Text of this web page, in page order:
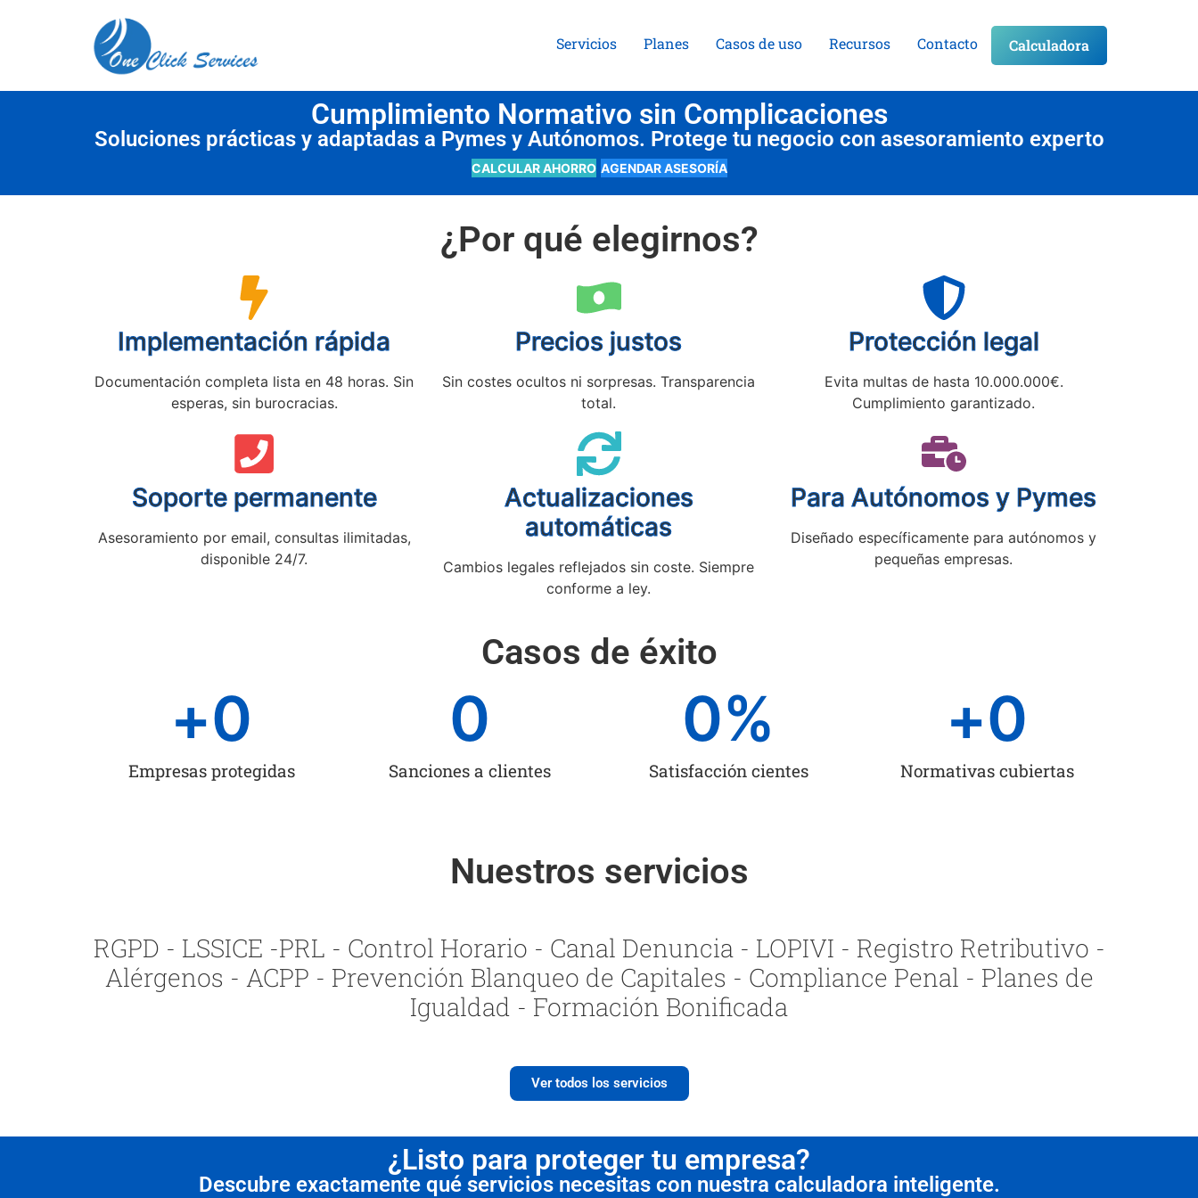
Servicios Planes Casos de uso Recursos Contacto Calculadora
Cumplimiento Normativo sin Complicaciones
Soluciones prácticas y adaptadas a Pymes y Autónomos. Protege tu negocio con asesoramiento experto
CALCULAR AHORRO AGENDAR ASESORÍA
¿Por qué elegirnos?
Implementación rápida
Documentación completa lista en 48 horas. Sin
esperas, sin burocracias.
Precios justos
Sin costes ocultos ni sorpresas. Transparencia
total.
Protección legal
Evita multas de hasta 10.000.000€.
Cumplimiento garantizado.
Soporte permanente
Asesoramiento por email, consultas ilimitadas,
disponible 24/7.
Actualizaciones
automáticas
Cambios legales reflejados sin coste. Siempre
conforme a ley.
Para Autónomos y Pymes
Diseñado específicamente para autónomos y
pequeñas empresas.
Casos de éxito
Empresas protegidas
+0
Sanciones a clientes
0
Satisfacción cientes
0%
Normativas cubiertas
+0
Nuestros servicios
RGPD - LSSICE -PRL - Control Horario - Canal Denuncia - LOPIVI - Registro Retributivo -
Alérgenos - ACPP - Prevención Blanqueo de Capitales - Compliance Penal - Planes de
Igualdad - Formación Bonificada
Ver todos los servicios
¿Listo para proteger tu empresa?
Descubre exactamente qué servicios necesitas con nuestra calculadora inteligente.